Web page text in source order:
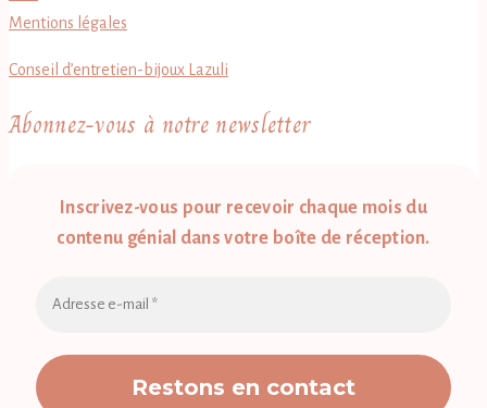
Mentions légales
Conseil d’entretien-bijoux Lazuli
Abonnez-vous à notre newsletter
Inscrivez-vous pour recevoir chaque mois du
contenu génial dans votre boîte de réception.